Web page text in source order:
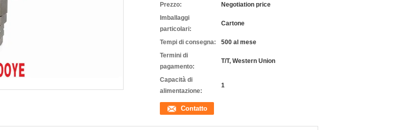
Prezzo:
Negotiation price
Imballaggi
particolari:
Cartone
Tempi di consegna:
500 al mese
Termini di
pagamento:
T/T, Western Union
Capacità di
alimentazione:
1
Contatto